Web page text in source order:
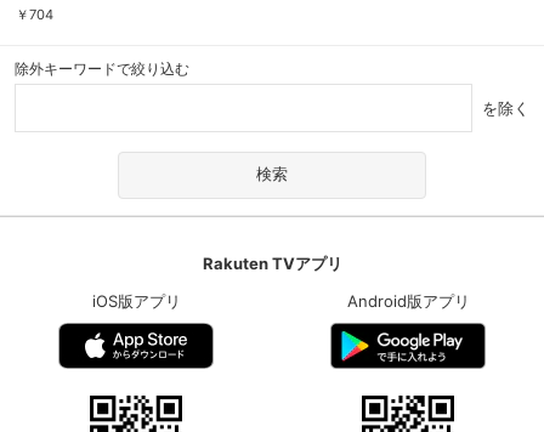
￥704
除外キーワードで絞り込む
を除く
Rakuten TVアプリ
iOS版アプリ
Android版アプリ